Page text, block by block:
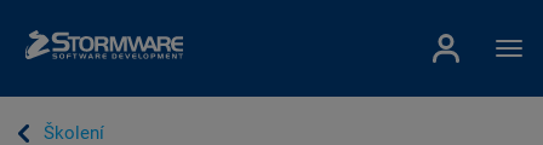
Školení